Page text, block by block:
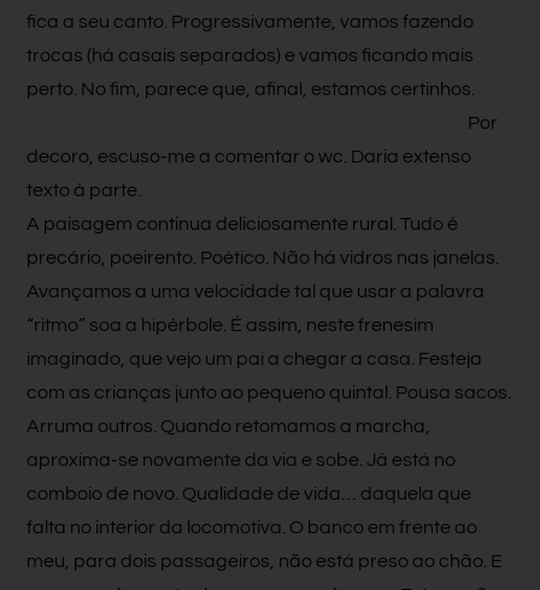
fica a seu canto. Progressivamente, vamos fazendo
trocas (há casais separados) e vamos ficando mais
perto. No fim, parece que, afinal, estamos certinhos.
Por
decoro, escuso-me a comentar o wc. Daria extenso
texto à parte.
A paisagem continua deliciosamente rural. Tudo é
precário, poeirento. Poético. Não há vidros nas janelas.
Avançamos a uma velocidade tal que usar a palavra
“ritmo” soa a hipérbole. É assim, neste frenesim
imaginado, que vejo um pai a chegar a casa. Festeja
com as crianças junto ao pequeno quintal. Pousa sacos.
Arruma outros. Quando retomamos a marcha,
aproxima-se novamente da via e sobe. Já está no
comboio de novo. Qualidade de vida… daquela que
falta no interior da locomotiva. O banco em frente ao
meu, para dois passageiros, não está preso ao chão. E